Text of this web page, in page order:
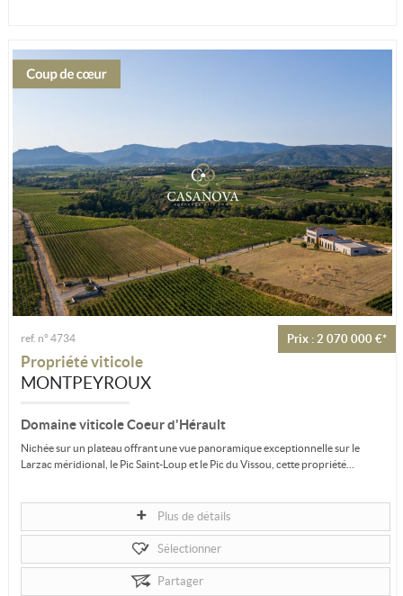
Prix : 2 070 000 €*
ref. n° 4734
Propriété viticole
MONTPEYROUX
Domaine viticole Coeur d'Hérault
Nichée sur un plateau offrant une vue panoramique exceptionnelle sur le
Larzac méridional, le Pic Saint-Loup et le Pic du Vissou, cette propriété...
Plus de détails
Sélectionner
Partager